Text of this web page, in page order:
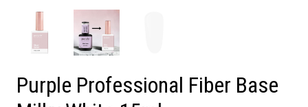
Purple Professional Fiber Base